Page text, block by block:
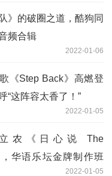
》的破圈之道，酷狗同
频合辑
2022-01-06
《Step Back》高燃登
“这阵容太香了！”
2022-01-05
农《日心说 The
华语乐坛金牌制作班
2022-01-05